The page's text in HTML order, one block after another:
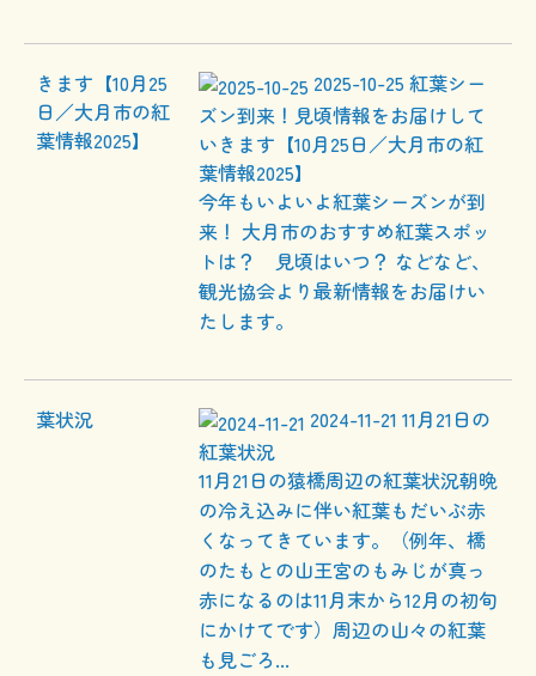
2025-10-25 紅葉シー
ズン到来！見頃情報をお届けして
いきます【10月25日／大月市の紅
葉情報2025】
今年もいよいよ紅葉シーズンが到
来！ 大月市のおすすめ紅葉スポッ
トは？ 見頃はいつ？ などなど、
観光協会より最新情報をお届けい
たします。
2024-11-21 11月21日の
紅葉状況
11月21日の猿橋周辺の紅葉状況朝晩
の冷え込みに伴い紅葉もだいぶ赤
くなってきています。（例年、橋
のたもとの山王宮のもみじが真っ
赤になるのは11月末から12月の初旬
にかけてです）周辺の山々の紅葉
も見ごろ...